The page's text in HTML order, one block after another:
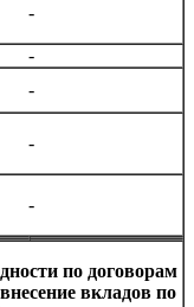
-
-
-
-
-
по договорам
вкладов по